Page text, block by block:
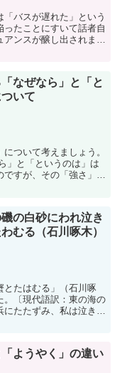
「バスが遅れた」という
たことにすいて話者自
ンスが醸し出されま
なぜなら」と「と
いて
ついて考えましょう。
」と「というのは」は
すが、その「強さ」と
の白砂にわれ泣き
むる（石川啄木）
とたはむる」（石川啄
。〔現代語訳：東の海の
たたずみ、私は泣きな
「ようやく」の違い